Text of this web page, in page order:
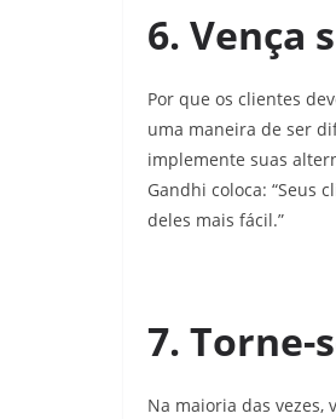
6. Vença
Por que os clientes
uma maneira de ser
implemente suas
Gandhi coloca: “Seus
deles mais fácil.”
7. Torne-
Na maioria das vezes,